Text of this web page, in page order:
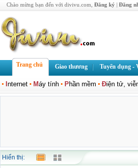
Chào mừng bạn đến với divivu.com, Đăng ký | Đăng
Trang chủ Giao thương Tuyển dụng -
nternet Máy tính Phần mềm Điện tử,
Hiển thị: